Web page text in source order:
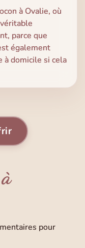
à Ovalie, où
parce que
également
à domicile si cela
pour